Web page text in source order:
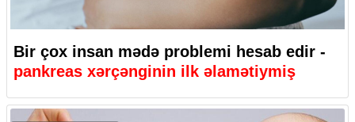
Bir çox insan mədə problemi hesab edir -
pankreas xərçənginin ilk əlamətiymiş